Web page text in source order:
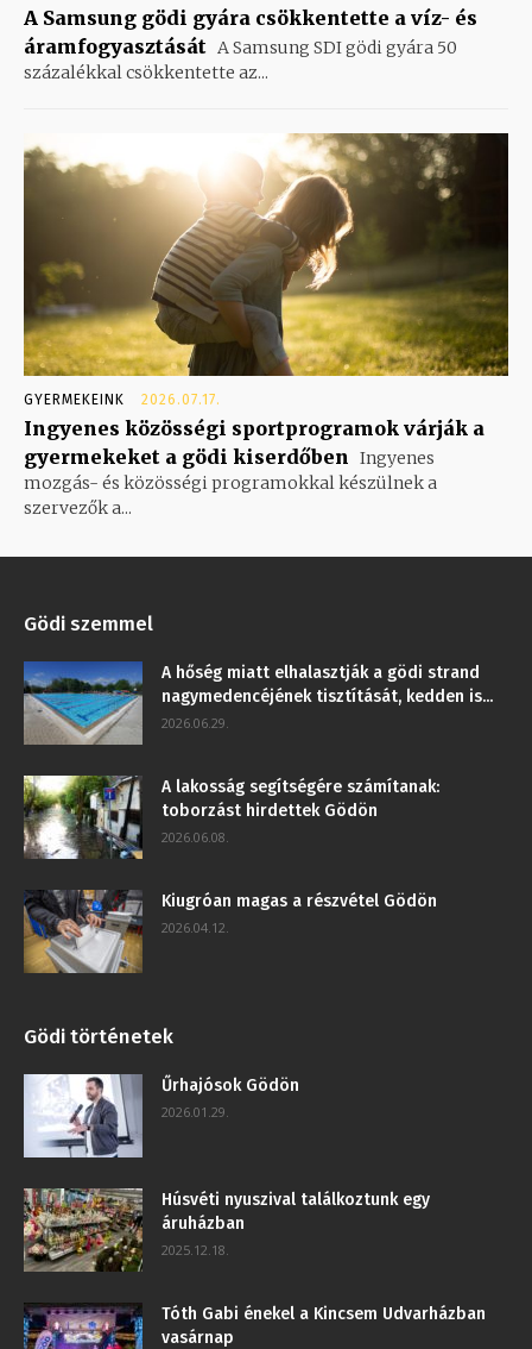
A Samsung gödi gyára csökkentette a víz- és
áramfogyasztását A Samsung SDI gödi gyára 50
százalékkal csökkentette az...
GYERMEKEINK 2026.07.17.
Ingyenes közösségi sportprogramok várják a
gyermekeket a gödi kiserdőben Ingyenes
mozgás- és közösségi programokkal készülnek a
szervezők a...
Gödi szemmel
A hőség miatt elhalasztják a gödi strand
nagymedencéjének tisztítását, kedden is...
2026.06.29.
A lakosság segítségére számítanak:
toborzást hirdettek Gödön
2026.06.08.
Kiugróan magas a részvétel Gödön
2026.04.12.
Gödi történetek
Űrhajósok Gödön
2026.01.29.
Húsvéti nyuszival találkoztunk egy
áruházban
2025.12.18.
Tóth Gabi énekel a Kincsem Udvarházban
vasárnap